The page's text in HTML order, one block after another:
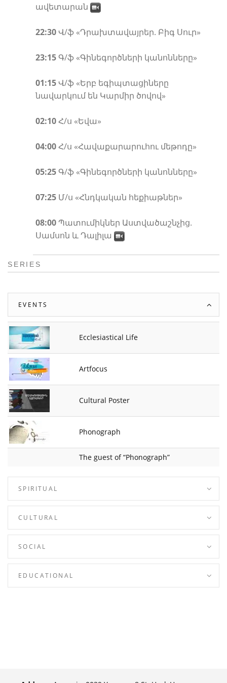
ավետարան
22:30Վ/ֆ «Դրախտավայրեր. Բիգ Սուր»
23:15Գ/ֆ «Գինեգործների կանոնները»
01:15Վ/ֆ «Երբ եգիպտացիները
նավարկում են Կարմիր ծովով»
02:10Հ/ս «Եվա»
04:00Հ/ս «Հավաքարարուհու մեթոդը»
05:25Գ/ֆ «Գինեգործների կանոնները»
07:25 Մ/ս «Հնդկական հեքիաթներ»
08:00Պատումիկներ Աստվածաշնչից.
Սամսոն և Դալիլա
SERIES
EVENTS
Ecclesiastical Life
Artfocus
Cultural Poster
Phonograph
The guest of “Phonograph”
SPIRITUAL
CULTURAL
SOCIAL
EDUCATIONAL